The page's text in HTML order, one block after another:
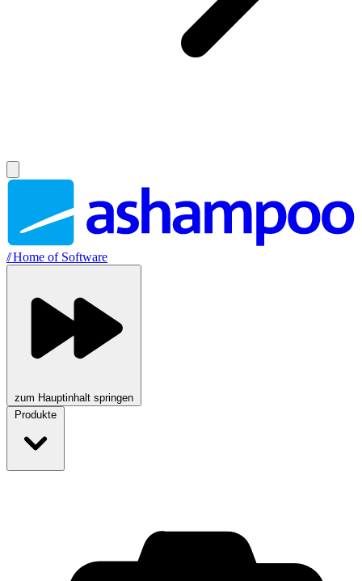
//Home of Software
zum Hauptinhalt springen
Produkte